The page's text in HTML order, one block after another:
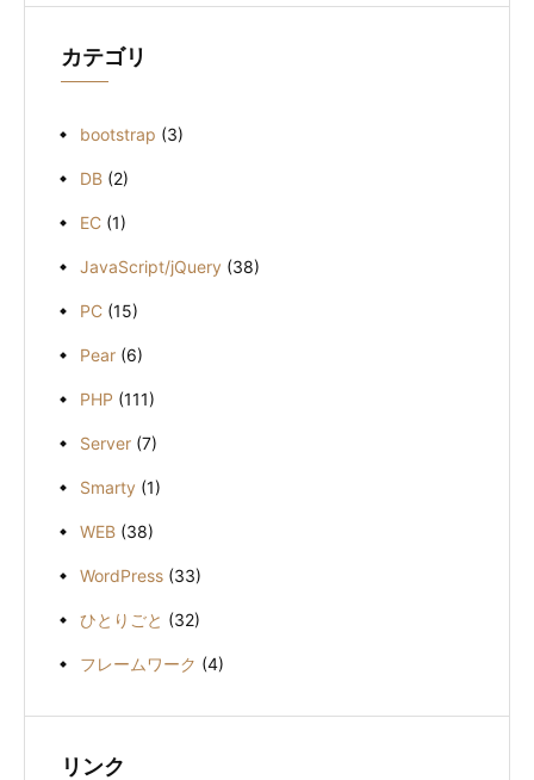
カテゴリ
bootstrap (3)
DB (2)
EC (1)
JavaScript/jQuery (38)
PC (15)
Pear (6)
PHP (111)
Server (7)
Smarty (1)
WEB (38)
WordPress (33)
ひとりごと (32)
フレームワーク (4)
リンク